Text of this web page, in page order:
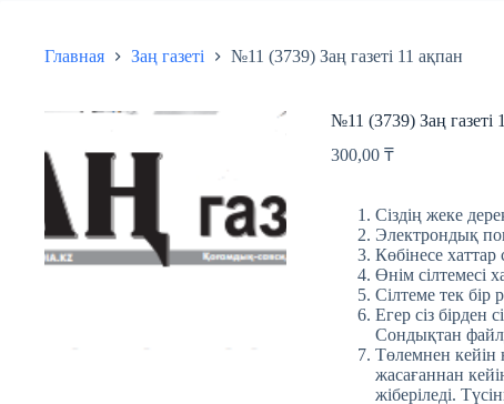
Главная Заң газеті №11 (3739) Заң газеті 11 ақпан
№11 (3739) Заң газеті
300,00 ₸
Сіздің жеке
Электрондық
Көбінесе хаттар
Өнім сілтемесі
Сілтеме тек бір
Егер сіз бірден
Сондықтан
Төлемнен кейін
жасағаннан
жіберіледі.